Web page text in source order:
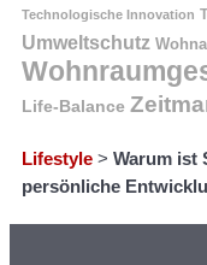
Technologische Innovation
Umweltschutz
Life-Balance
Lifestyle > Warum ist
persönliche